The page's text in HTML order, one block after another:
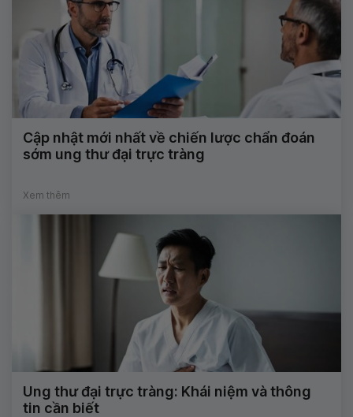
Cập nhật mới nhất về chiến lược chẩn đoán
sớm ung thư đại trực tràng
Xem thêm
Ung thư đại trực tràng: Khái niệm và thông
tin cần biết